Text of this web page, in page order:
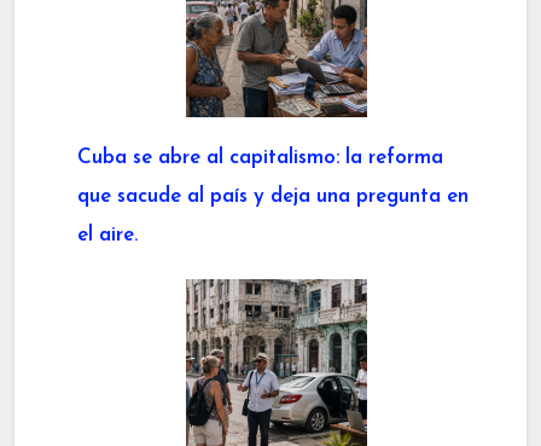
Cuba se abre al capitalismo: la reforma
que sacude al país y deja una pregunta en
el aire.